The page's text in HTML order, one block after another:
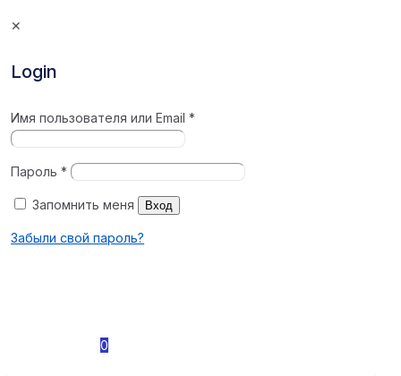
✕
Login
Имя пользователя или Email*
Пароль*
Запомнить меня Вход
Забыли свой пароль?
0